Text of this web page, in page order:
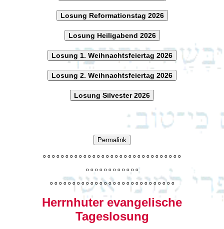
Losung Reformationstag 2026
Losung Heiligabend 2026
Losung 1. Weihnachtsfeiertag 2026
Losung 2. Weihnachtsfeiertag 2026
Losung Silvester 2026
Permalink
o o o o o o o o o o o o o o o o o o o o o o o o o o o o o o o
o o o o o o o o o o o o
o o o o o o o o o o o o o o o o o o o o o o o o o o o o
Herrnhuter evangelische
Tageslosung